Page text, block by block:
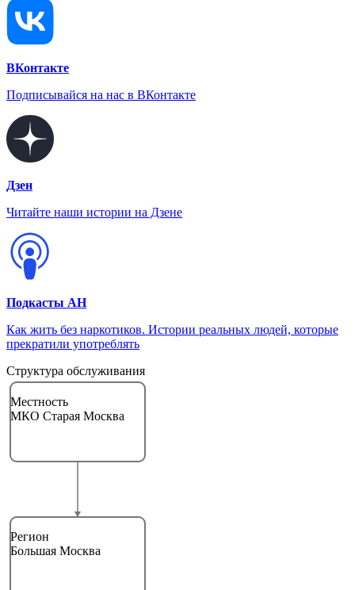
ВКонтакте
Подписывайся на нас в ВКонтакте
Дзен
Читайте наши истории на Дзене
Подкасты АН
Как жить без наркотиков. Истории реальных людей, которые
прекратили употреблять
Структура обслуживания
Местность
МКО Старая Москва
Регион
Большая Москва